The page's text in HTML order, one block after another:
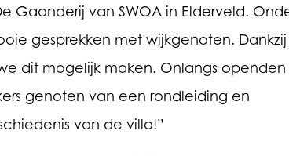
Gaanderij van SWOA in Elderveld.
gesprekken met wijkgenoten. Dankzij
dit mogelijk maken. Onlangs
genoten van een rondleiding en
van de villa!”